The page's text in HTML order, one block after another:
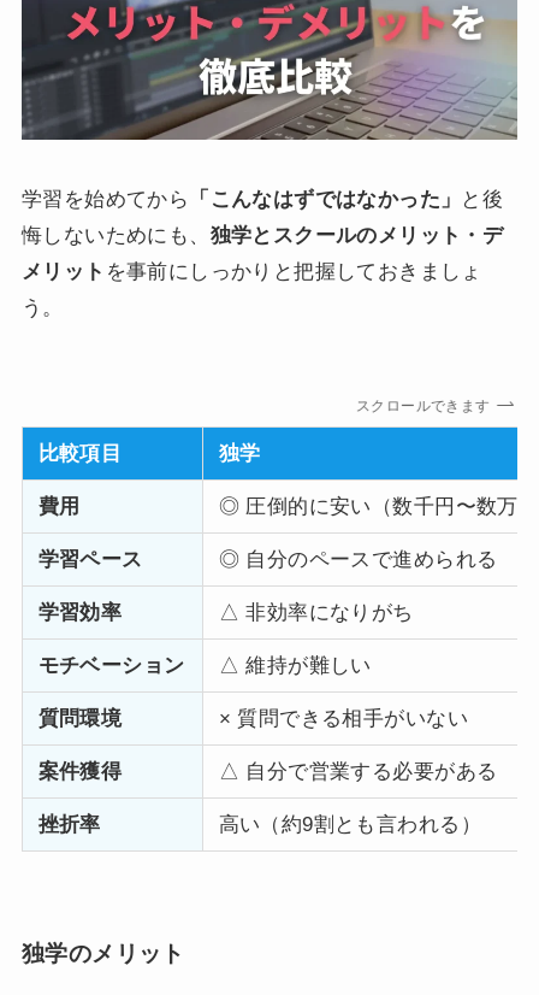
学習を始めてから 「こんなはずではなかった」
と後
悔しないためにも、 独学とスクールのメリット・デ
メリット を事前にしっかりと把握しておきましょ
う。
スクロールできます
比較項目 独学
費用 ◎ 圧倒的に安い（数千円〜数万
学習ペース ◎ 自分のペースで進められる
学習効率 △ 非効率になりがち
モチベーション △ 維持が難しい
質問環境 × 質問できる相手がいない
案件獲得 △ 自分で営業する必要がある
挫折率 高い（約9割とも言われる）
独学のメリット